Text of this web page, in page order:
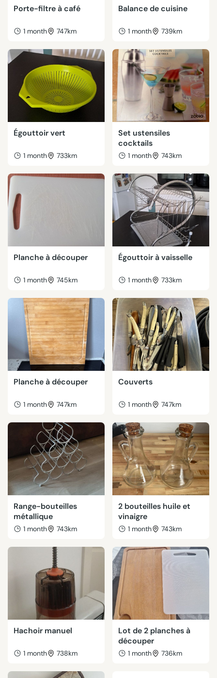
Porte-filtre à café
1 month 747km
Balance de cuisine
1 month 739km
Égouttoir vert
1 month 733km
Set ustensiles
cocktails
1 month 743km
Planche à découper
1 month 745km
Égouttoir à vaisselle
1 month 733km
Planche à découper
1 month 747km
Couverts
1 month 747km
Range-bouteilles
métallique
1 month 743km
2 bouteilles huile et
vinaigre
1 month 743km
Hachoir manuel
1 month 738km
Lot de 2 planches à
découper
1 month 736km